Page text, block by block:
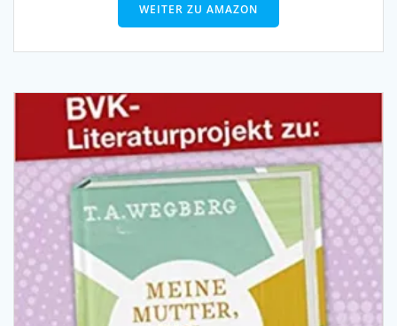
WEITER ZU AMAZON